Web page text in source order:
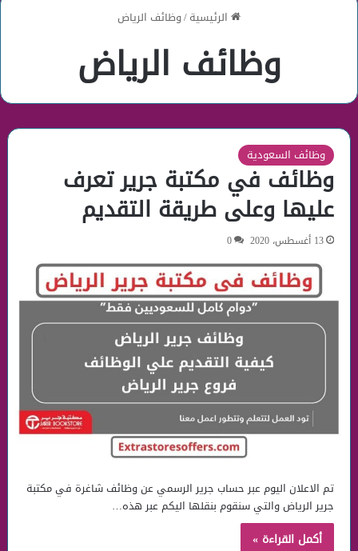
الرئيسية/وظائف الرياض
وظائف الرياض
وظائف السعودية
وظائف في مكتبة جرير تعرف
عليها وعلى طريقة التقديم
13 أغسطس، 2020 0
تم الاعلان اليوم عبر حساب جرير الرسمي عن وظائف شاغرة في مكتبة
جرير الرياض والتي سنقوم بنقلها اليكم عبر هذه…
أكمل القراءة »